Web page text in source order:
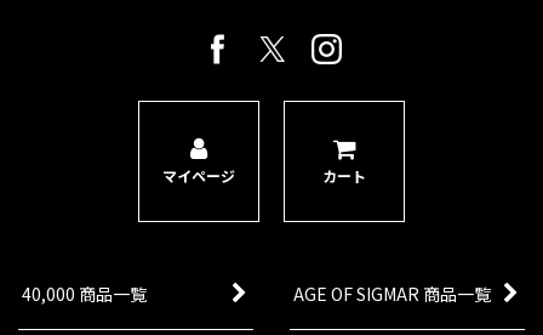
マイページ カート
40,000 商品一覧 AGE OF SIGMAR 商品一覧